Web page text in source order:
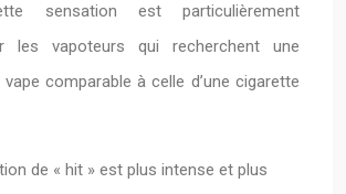
sensation est particulièrement
les vapoteurs qui recherchent une
comparable à celle d’une cigarette
de « hit » est plus intense et plus